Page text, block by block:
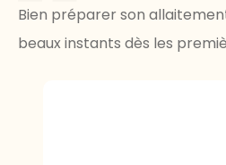
Bien préparer son
beaux instants dès les